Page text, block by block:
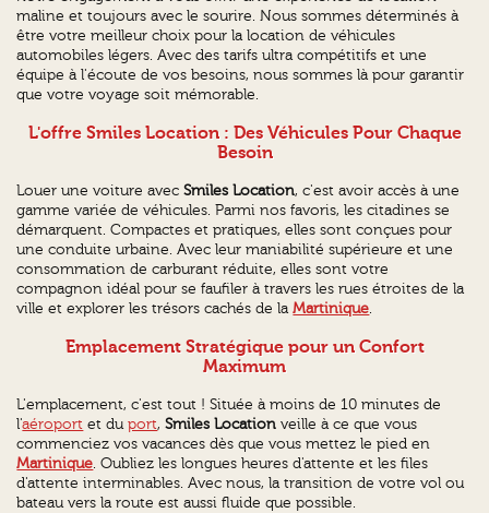
maline et toujours avec le sourire. Nous sommes déterminés à
être votre meilleur choix pour la location de véhicules
automobiles légers. Avec des tarifs ultra compétitifs et une
équipe à l'écoute de vos besoins, nous sommes là pour garantir
que votre voyage soit mémorable.
L'offre Smiles Location: Des Véhicules Pour Chaque
Besoin
Louer une voiture avecSmiles Location, c'est avoir accès à une
gamme variée de véhicules. Parmi nos favoris, les citadines se
démarquent. Compactes et pratiques, elles sont conçues pour
une conduite urbaine. Avec leur maniabilité supérieure et une
consommation de carburant réduite, elles sont votre
compagnon idéal pour se faufiler à travers les rues étroites de la
ville et explorer les trésors cachés de laMartinique.
Emplacement Stratégique pour un Confort
Maximum
L'emplacement, c'est tout ! Située à moins de 10 minutes de
l'aéroport et duport,Smiles Location veille à ce que vous
commenciez vos vacances dès que vous mettez le pied en
Martinique. Oubliez les longues heures d'attente et les files
d'attente interminables. Avec nous, la transition de votre vol ou
bateau vers la route est aussi fluide que possible.